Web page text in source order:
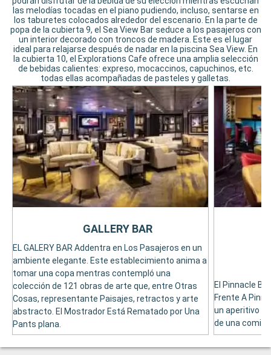
las melodías tocadas en el piano pudiendo, incluso, sentarse en
los taburetes colocados alrededor del escenario. En la parte de
popa de la cubierta 9, el Sea View Bar seduce a los pasajeros con
un interior decorado con troncos de madera. Este es el lugar
ideal para relajarse después de nadar en la piscina Sea View. En
la cubierta 10, el Explorations Cafe ofrece una amplia selección
de bebidas calientes: expreso, mocaccinos, capuchinos, etc.
todas ellas acompañadas de pasteles y galletas.
EL GALERY BAR Addentra en Los Pasajeros en un
ambiente elegante. Este establecimiento anima a
tomar una copa mentras contempló una
colección de 121 obras de arte que, entre Otras
Cosas, representante Paisajes, retractos y arte
abstracto. El Mostrador Está Rematado por Una
Pants plana.
GALLERY BAR
El Pinnacle
Frente A
un aperitivo
de una